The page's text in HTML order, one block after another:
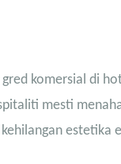
komersial di
mesti
estetika